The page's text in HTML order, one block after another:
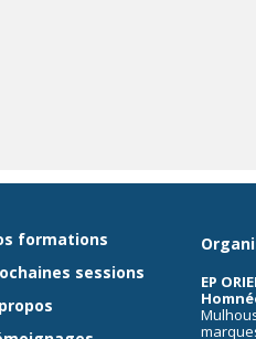
formations
sessions
EP